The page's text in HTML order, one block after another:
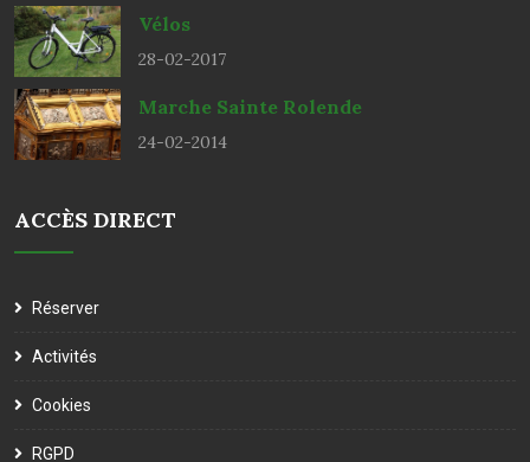
Vélos
28-02-2017
Marche Sainte Rolende
24-02-2014
ACCÈS DIRECT
Réserver
Activités
Cookies
RGPD